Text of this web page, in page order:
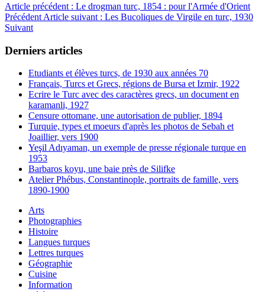
Article précédent : Le drogman turc, 1854 : pour l'Armée d'Orient
Précédent Article suivant : Les Bucoliques de Virgile en turc, 1930
Suivant
Derniers articles
Etudiants et élèves turcs, de 1930 aux années 70
Français, Turcs et Grecs, régions de Bursa et Izmir, 1922
Ecrire le Turc avec des caractères grecs, un document en
karamanli, 1927
Censure ottomane, une autorisation de publier, 1894
Turquie, types et moeurs d'après les photos de Sebah et
Joaillier, vers 1900
Yeşil Adıyaman, un exemple de presse régionale turque en
1953
Barbaros koyu, une baie près de Silifke
Atelier Phébus, Constantinople, portraits de famille, vers
1890-1900
Arts
Photographies
Histoire
Langues turques
Lettres turques
Géographie
Cuisine
Information